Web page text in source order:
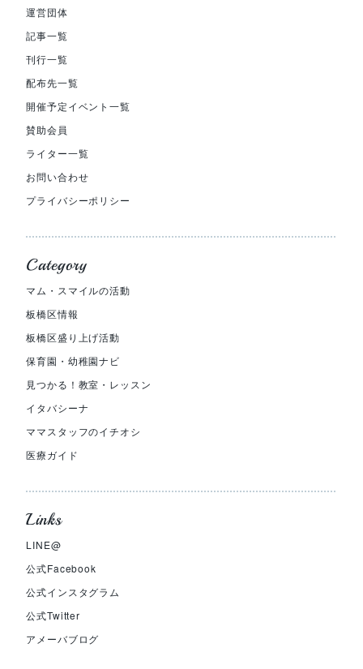
運営団体
記事一覧
刊行一覧
配布先一覧
開催予定イベント一覧
賛助会員
ライター一覧
お問い合わせ
プライバシーポリシー
Category
マム・スマイルの活動
板橋区情報
板橋区盛り上げ活動
保育園・幼稚園ナビ
見つかる！教室・レッスン
イタバシーナ
ママスタッフのイチオシ
医療ガイド
Links
LINE@
公式Facebook
公式インスタグラム
公式Twitter
アメーバブログ